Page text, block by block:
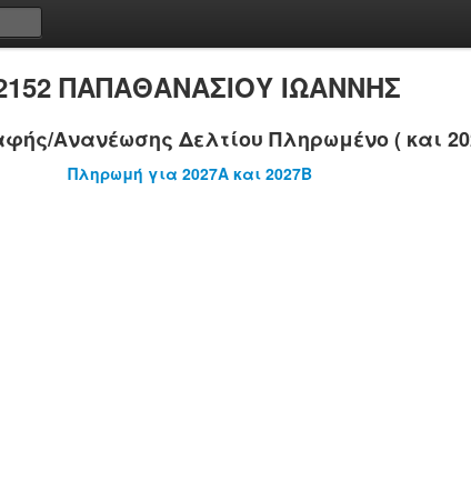
ΠΑΠΑΘΑΝΑΣΙΟΥ ΙΩΑΝΝΗΣ
Ανανέωσης Δελτίου Πληρωμένο ( και
Πληρωμή για 2027A και 2027B